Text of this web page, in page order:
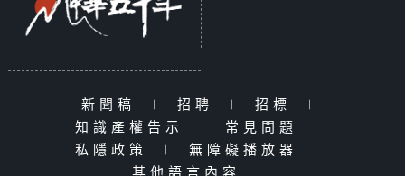
新聞稿 | 招聘 | 招標
|
知識產權告示
| 常見問題
|
私隱政策
| 無障礙播放器
|
其他語言內容
|